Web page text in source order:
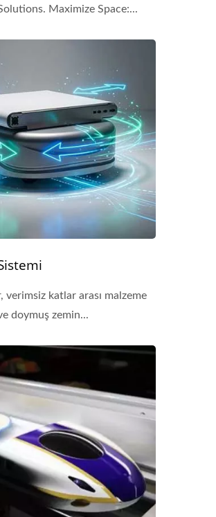
Automated Storage Solutions. Maximize Space:...
verimsiz katlar arası malzeme
doymuş zemin...